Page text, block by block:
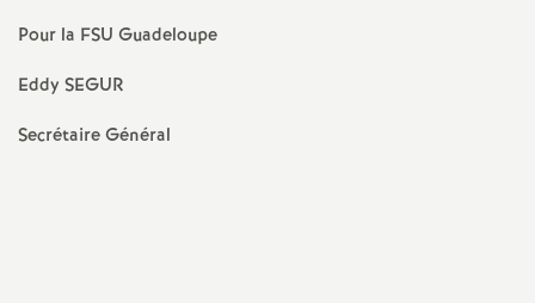
Pour la FSU Guadeloupe
Eddy SEGUR
Secrétaire Général